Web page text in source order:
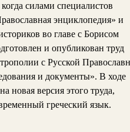
силами специалистов
энциклопедия» и
во главе с Борисом
и опубликован труд
с Русской
и документы». В ходе
новая версия этого труда,
греческий язык.